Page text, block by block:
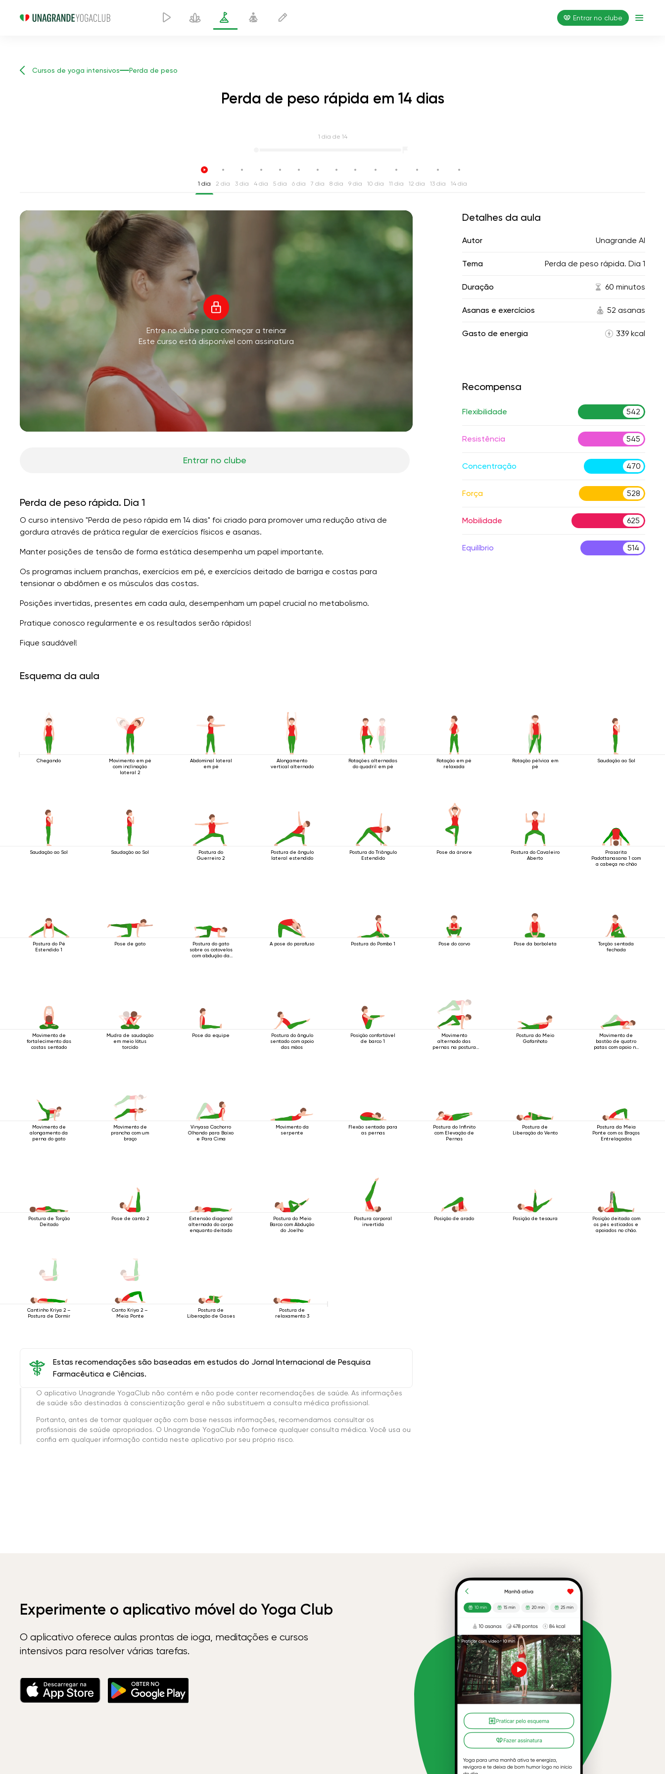
Entrar no clube
Cursos de yoga intensivos Perda de peso
Perda de peso rápida em 14 dias
1 dia de 14
1 dia 2 dia 3 dia 4 dia 5 dia 6 dia 7 dia 8 dia 9 dia 10 dia 11 dia 12 dia 13 dia 14 dia
Voz do instrutor
Música chuva de verão
silêncio da montanha
a voz do vento
floresta da primavera
Entre no clube para começar a treinar
Este curso está disponível com assinatura
Entrar no clube
Perda de peso rápida. Dia 1
O curso intensivo "Perda de peso rápida em 14 dias" foi criado para promover uma redução ativa de
gordura através de prática regular de exercícios físicos e asanas.
Manter posições de tensão de forma estática desempenha um papel importante.
Os programas incluem pranchas, exercícios em pé, e exercícios deitado de barriga e costas para
tensionar o abdômen e os músculos das costas.
Posições invertidas, presentes em cada aula, desempenham um papel crucial no metabolismo.
Pratique conosco regularmente e os resultados serão rápidos!
Fique saudável!
Detalhes da aula
Autor Unagrande AI
Tema Perda de peso rápida. Dia 1
Duração 60 minutos
Asanas e exercícios 52 asanas
Gasto de energia 339 kcal
Recompensa
Flexibilidade 542
Resistência 545
Concentração 470
Força 528
Mobilidade 625
Equilíbrio 514
Esquema da aula
Chegando
Movimento em pé
com inclinação
lateral 2
Abdominal lateral
em pé
Alongamento
vertical alternado
Rotações alternadas
do quadril em pé
Rotação em pé
relaxada
Rotação pélvica em
pé
Saudação ao Sol
Saudação ao Sol Saudação ao Sol
Postura do
Guerreiro 2
Postura de ângulo
lateral estendido
Postura do Triângulo
Estendido
Pose da árvore
Postura do Cavaleiro
Aberto
Prasarita
Padottanasana 1 com
a cabeça no chão
Postura do Pé
Estendido 1
Pose de gato
Postura do gato
sobre os cotovelos
com abdução da
A pose do parafuso Postura do Pombo 1 Pose do corvo Pose da borboleta
Torção sentada
fechada
Movimento de
fortalecimento das
costas sentado
Mudra de saudação
em meio lótus
torcido
Pose da equipe
Postura do ângulo
sentado com apoio
das mãos
Posição confortável
de barco 1
Movimento
alternado das
pernas na postura
Postura do Meio
Gafanhoto
Movimento de
bastão de quatro
patas com apoio no
Movimento de
alongamento da
perna do gato
Movimento de
prancha com um
braço
Vinyasa Cachorro
Olhando para Baixo
e Para Cima
Movimento da
serpente
Flexão sentada para
as pernas
Postura do Infinito
com Elevação de
Pernas
Postura de
Liberação do Vento
Postura da Meia
Ponte com os Braços
Entrelaçados
Postura de Torção
Deitado
Pose de canto 2
Extensão diagonal
alternada do corpo
enquanto deitado
Postura do Meio
Barco com Abdução
do Joelho
Postura corporal
invertida
Posição de arado Posição de tesoura
Posição deitada com
os pés esticados e
apoiados no chão.
Cantinho Kriya 2 –
Postura de Dormir
Canto Kriya 2 –
Meia Ponte
Postura de
Liberação de Gases
Postura de
relaxamento 3
Estas recomendações são baseadas em estudos do Jornal Internacional de Pesquisa
Farmacêutica e Ciências.
O aplicativo Unagrande YogaClub não contém e não pode conter recomendações de saúde. As informações
de saúde são destinadas à conscientização geral e não substituem a consulta médica profissional.
Portanto, antes de tomar qualquer ação com base nessas informações, recomendamos consultar os
profissionais de saúde apropriados. O Unagrande YogaClub não fornece qualquer consulta médica. Você usa ou
confia em qualquer informação contida neste aplicativo por seu próprio risco.
Experimente o aplicativo móvel do Yoga Club
O aplicativo oferece aulas prontas de ioga, meditações e cursos
intensivos para resolver várias tarefas.